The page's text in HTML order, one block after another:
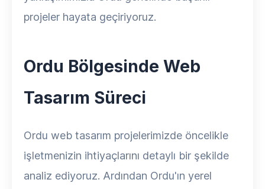
projeler hayata geçiriyoruz.
Ordu Bölgesinde Web
Tasarım Süreci
Ordu web tasarım projelerimizde öncelikle
işletmenizin ihtiyaçlarını detaylı bir şekilde
analiz ediyoruz. Ardından Ordu'ın yerel